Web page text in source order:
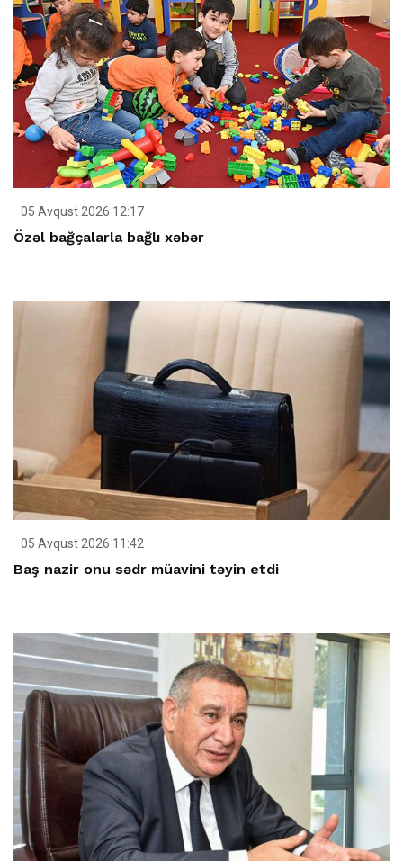
05 Avqust 2026 12:17
Özəl bağçalarla bağlı xəbər
05 Avqust 2026 11:42
Baş nazir onu sədr müavini təyin etdi